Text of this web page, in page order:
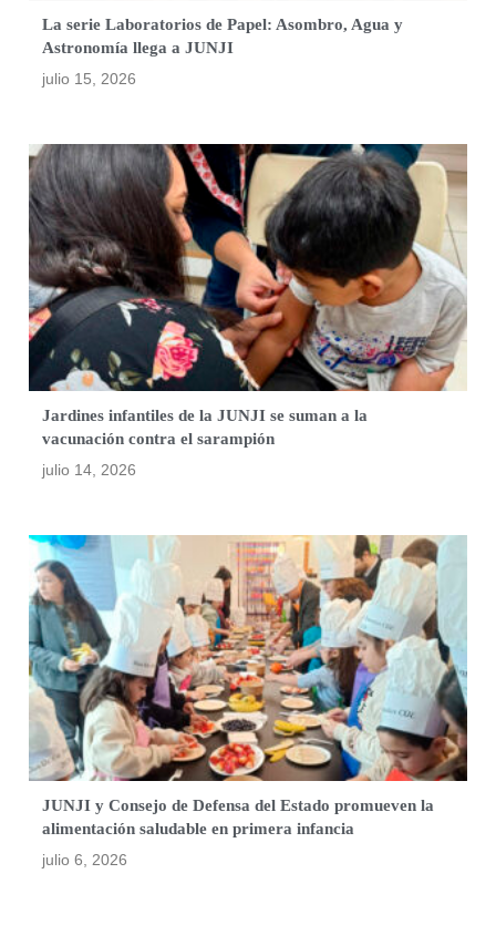
La serie Laboratorios de Papel: Asombro, Agua y
Astronomía llega a JUNJI
julio 15, 2026
Jardines infantiles de la JUNJI se suman a la
vacunación contra el sarampión
julio 14, 2026
JUNJI y Consejo de Defensa del Estado promueven la
alimentación saludable en primera infancia
julio 6, 2026